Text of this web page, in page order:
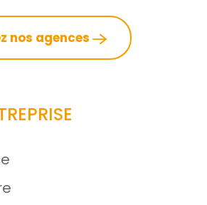
nos agences